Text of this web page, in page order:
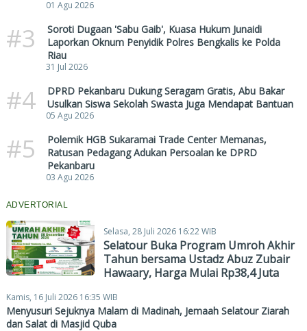
01 Agu 2026
#3
Soroti Dugaan 'Sabu Gaib', Kuasa Hukum Junaidi
Laporkan Oknum Penyidik Polres Bengkalis ke Polda
Riau
31 Jul 2026
#4
DPRD Pekanbaru Dukung Seragam Gratis, Abu Bakar
Usulkan Siswa Sekolah Swasta Juga Mendapat Bantuan
05 Agu 2026
#5
Polemik HGB Sukaramai Trade Center Memanas,
Ratusan Pedagang Adukan Persoalan ke DPRD
Pekanbaru
03 Agu 2026
ADVERTORIAL
Selasa, 28 Juli 2026 16:22 WIB
Selatour Buka Program Umroh Akhir
Tahun bersama Ustadz Abuz Zubair
Hawaary, Harga Mulai Rp38,4 Juta
Kamis, 16 Juli 2026 16:35 WIB
Menyusuri Sejuknya Malam di Madinah, Jemaah Selatour Ziarah
dan Salat di Masjid Quba